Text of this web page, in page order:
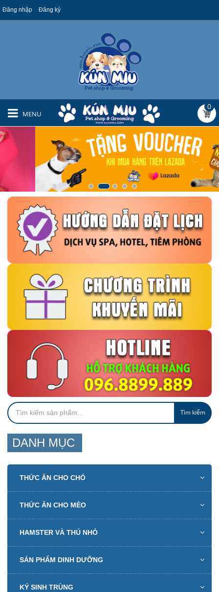
Đăng nhập Đăng ký
MENU
0
Tìm kiếm
DANH MỤC
THỨC ĂN CHO CHÓ
THỨC ĂN CHO MÈO
HAMSTER VÀ THÚ NHỎ
SẢN PHẨM DINH DƯỠNG
KÝ SINH TRÙNG